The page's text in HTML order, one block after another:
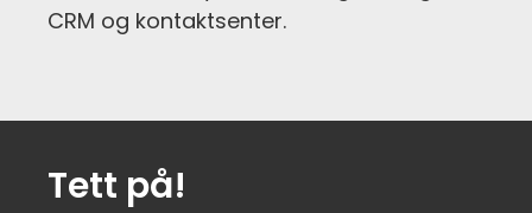
CRM og kontaktsenter.
Tett på!